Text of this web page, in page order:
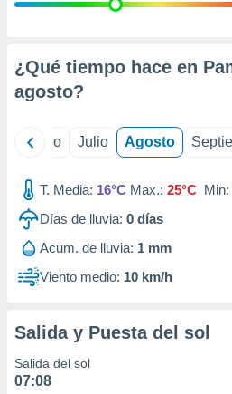
e
mediante
de
1199
¿Qué tiempo hace en
agosto?
Junio Julio Agosto
T. Media: 16°C Max.: 25°C Min:
Días de lluvia: 0 días
Acum. de lluvia: 1 mm
Viento medio: 10 km/h
Salida y Puesta del sol
Salida del sol
07:08